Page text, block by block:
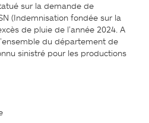
sur la demande de
(Indemnisation fondée sur la
de pluie de l’année 2024. A
du département de
sinistré pour les productions